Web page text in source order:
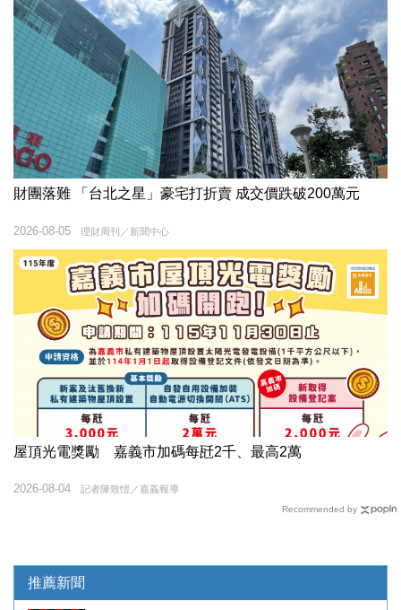
財團落難 「台北之星」豪宅打折賣 成交價跌破200萬元
理財周刊／新聞中心
2026-08-05
屋頂光電獎勵 嘉義市加碼每瓩2千、最高2萬
記者陳致愷／嘉義報導
2026-08-04
Recommended by
推薦新聞